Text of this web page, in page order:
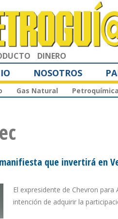
DINERO
NOSOTROS
Gas Natural Petroquímica
que invertirá en
El expresidente de Chevron
intención de adquirir la